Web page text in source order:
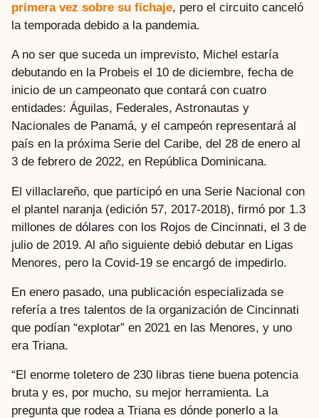
primera vez sobre su fichaje, pero el circuito canceló
la temporada debido a la pandemia.
A no ser que suceda un imprevisto, Michel estaría
debutando en la Probeis el 10 de diciembre, fecha de
inicio de un campeonato que contará con cuatro
entidades: Águilas, Federales, Astronautas y
Nacionales de Panamá, y el campeón representará al
país en la próxima Serie del Caribe, del 28 de enero al
3 de febrero de 2022, en República Dominicana.
El villaclareño, que participó en una Serie Nacional con
el plantel naranja (edición 57, 2017-2018), firmó por 1.3
millones de dólares con los Rojos de Cincinnati, el 3 de
julio de 2019. Al año siguiente debió debutar en Ligas
Menores, pero la Covid-19 se encargó de impedirlo.
En enero pasado, una publicación especializada se
refería a tres talentos de la organización de Cincinnati
que podían “explotar” en 2021 en las Menores, y uno
era Triana.
“El enorme toletero de 230 libras tiene buena potencia
bruta y es, por mucho, su mejor herramienta. La
pregunta que rodea a Triana es dónde ponerlo a la